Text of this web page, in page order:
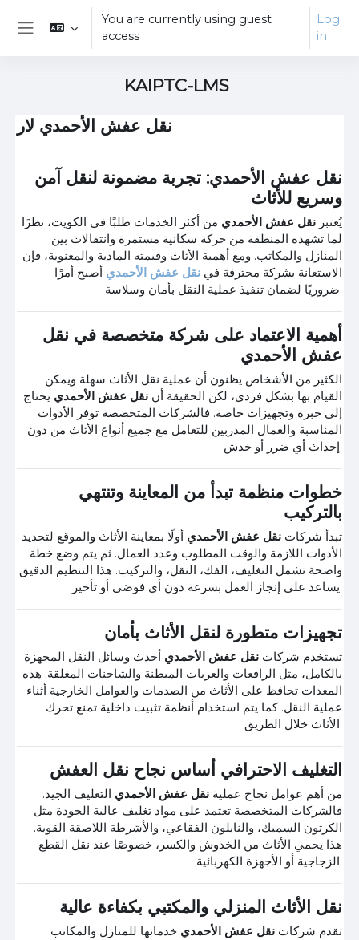
Skip to main content
You are currently using guest
access
Log
in
KAIPTC-LMS
نقل عفش الأحمدي لار
نقل عفش الأحمدي: تجربة مضمونة لنقل آمن
وسريع للأثاث
يُعتبر نقل عفش الأحمدي من أكثر الخدمات طلبًا في الكويت، نظرًا
لما تشهده المنطقة من حركة سكانية مستمرة وانتقالات بين
المنازل والمكاتب. ومع أهمية الأثاث وقيمته المادية والمعنوية، فإن
الاستعانة بشركة محترفة في نقل عفش الأحمدي أصبح أمرًا
ضروريًا لضمان تنفيذ عملية النقل بأمان وسلاسة.
أهمية الاعتماد على شركة متخصصة في نقل
عفش الأحمدي
الكثير من الأشخاص يظنون أن عملية نقل الأثاث سهلة ويمكن
القيام بها بشكل فردي، لكن الحقيقة أن نقل عفش الأحمدي يحتاج
إلى خبرة وتجهيزات خاصة. فالشركات المتخصصة توفر الأدوات
المناسبة والعمال المدربين للتعامل مع جميع أنواع الأثاث من دون
إحداث أي ضرر أو خدش.
خطوات منظمة تبدأ من المعاينة وتنتهي
بالتركيب
تبدأ شركات نقل عفش الأحمدي أولًا بمعاينة الأثاث والموقع لتحديد
الأدوات اللازمة والوقت المطلوب وعدد العمال. ثم يتم وضع خطة
واضحة تشمل التغليف، الفك، النقل، والتركيب. هذا التنظيم الدقيق
يساعد على إنجاز العمل بسرعة دون أي فوضى أو تأخير.
تجهيزات متطورة لنقل الأثاث بأمان
تستخدم شركات نقل عفش الأحمدي أحدث وسائل النقل المجهزة
بالكامل، مثل الرافعات والعربات المبطنة والشاحنات المغلقة. هذه
المعدات تحافظ على الأثاث من الصدمات والعوامل الخارجية أثناء
عملية النقل. كما يتم استخدام أنظمة تثبيت داخلية تمنع تحرك
الأثاث خلال الطريق.
التغليف الاحترافي أساس نجاح نقل العفش
من أهم عوامل نجاح عملية نقل عفش الأحمدي التغليف الجيد.
فالشركات المتخصصة تعتمد على مواد تغليف عالية الجودة مثل
الكرتون السميك، والنايلون الفقاعي، والأشرطة اللاصقة القوية.
هذا يحمي الأثاث من الخدوش والكسر، خصوصًا عند نقل القطع
الزجاجية أو الأجهزة الكهربائية.
نقل الأثاث المنزلي والمكتبي بكفاءة عالية
تقدم شركات نقل عفش الأحمدي خدماتها للمنازل والمكاتب